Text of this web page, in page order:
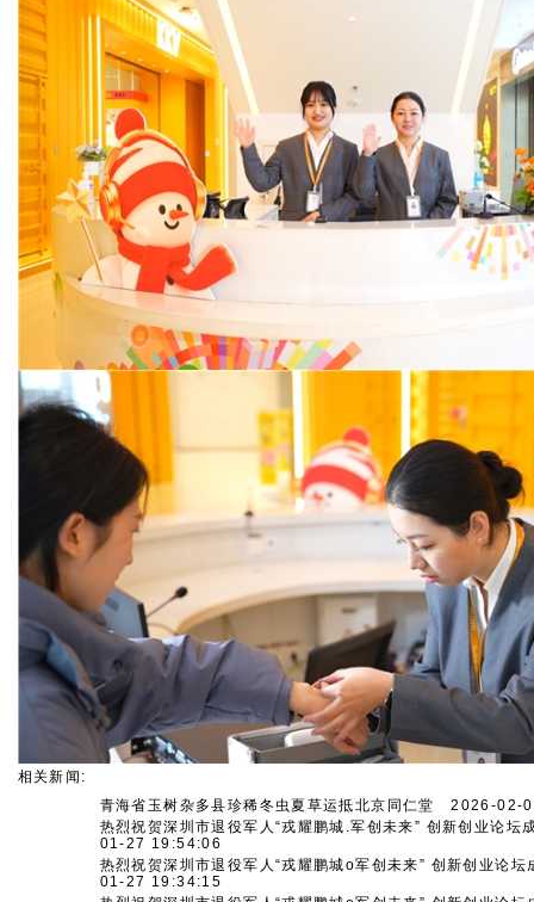
相关新闻:
青海省玉树杂多县珍稀冬虫夏草运抵北京同仁堂
2026-02-
热烈祝贺深圳市退役军人“戎耀鹏城.军创未来” 创新创业论坛
01-27 19:54:06
热烈祝贺深圳市退役军人“戎耀鹏城o军创未来” 创新创业论坛
01-27 19:34:15